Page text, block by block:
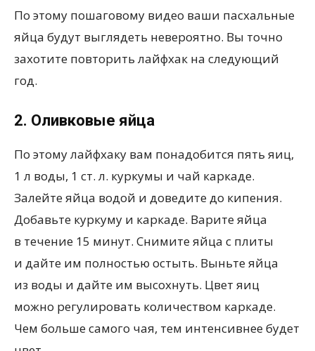
По этому пошаговому видео ваши пасхальные
яйца будут выглядеть невероятно. Вы точно
захотите повторить лайфхак на следующий
год.
2. Оливковые яйца
По этому лайфхаку вам понадобится пять яиц,
1 л воды, 1 ст. л. куркумы и чай каркаде.
Залейте яйца водой и доведите до кипения.
Добавьте куркуму и каркаде. Варите яйца
в течение 15 минут. Снимите яйца с плиты
и дайте им полностью остыть. Выньте яйца
из воды и дайте им высохнуть. Цвет яиц
можно регулировать количеством каркаде.
Чем больше самого чая, тем интенсивнее будет